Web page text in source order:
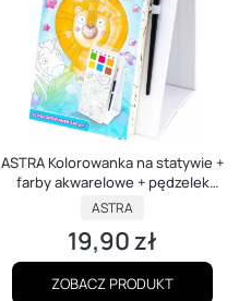
ASTRA Kolorowanka na statywie +
farby akwarelowe + pędzelek
WZORY
PRODUCENT
ASTRA
Cena
19,90 zł
ZOBACZ PRODUKT